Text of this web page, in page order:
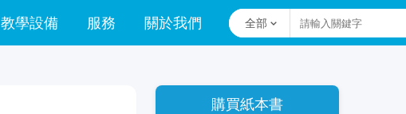
教學設備 服務 關於我們 全部
購買紙本書